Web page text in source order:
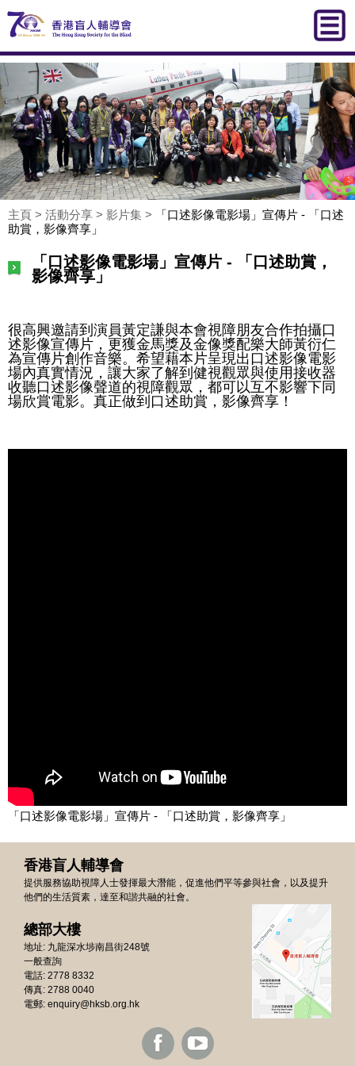
主頁 > 活動分享 > 影片集 >
「口述影像電影場」宣傳片 - 「口述
助賞，影像齊享」
「口述影像電影場」宣傳片 - 「口述助賞，
影像齊享」
很高興邀請到演員黃定謙與本會視障朋友合作拍攝口
述影像宣傳片，更獲金馬獎及金像獎配樂大師黃衍仁
為宣傳片創作音樂。希望藉本片呈現出口述影像電影
場內真實情況，讓大家了解到健視觀眾與使用接收器
收聽口述影像聲道的視障觀眾，都可以互不影響下同
場欣賞電影。真正做到口述助賞，影像齊享！
「口述影像電影場」宣傳片 - 「口述助賞，影像齊享」
香港盲人輔導會
提供服務協助視障人士發揮最大潛能，促進他們平等參與社會，以及提升
他們的生活質素，達至和諧共融的社會。
總部大樓
地址: 九龍深水埗南昌街248號
一般查詢
電話: 2778 8332
傳真: 2788 0040
電郵: enquiry@hksb.org.hk